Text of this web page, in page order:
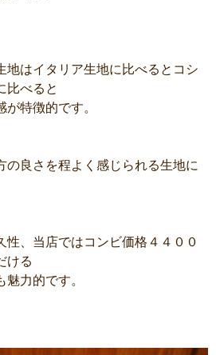
地はイタリア生地に比べるとコシ
比べると
特徴的です。
の良さを程よく感じられる生地に
性、当店ではコンビ価格４４００
ける
力的です。